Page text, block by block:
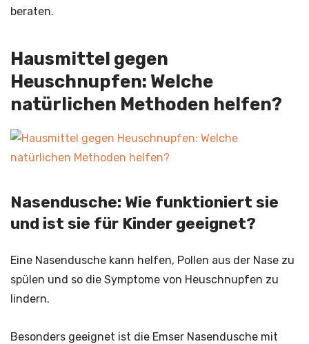
beraten.
Hausmittel gegen
Heuschnupfen: Welche
natürlichen Methoden helfen?
Nasendusche: Wie funktioniert sie
und ist sie für Kinder geeignet?
Eine Nasendusche kann helfen, Pollen aus der Nase zu
spülen und so die Symptome von Heuschnupfen zu
lindern.
Besonders geeignet ist die Emser Nasendusche mit